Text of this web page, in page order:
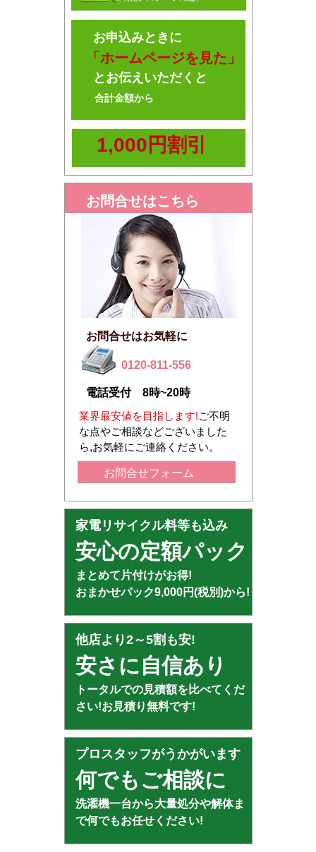
お申込みときに
「ホームページを見た」
とお伝えいただくと
合計金額から
1,000円割引
お問合せはこちら
お問合せはお気軽に
0120-811-556
電話受付 8時~20時
業界最安値を目指します!ご不明
な点やご相談などございました
ら,お気軽にご連絡ください。
お問合せフォーム
家電リサイクル料等も込み
安心の定額パック
まとめて片付けがお得!
おまかせパック9,000円(税別)から!
他店より2～5割も安!
安さに自信あり
トータルでの見積額を比べてくだ
さい!お見積り無料です!
プロスタッフがうかがいます
何でもご相談に
洗濯機一台から大量処分や解体ま
で何でもお任せください!